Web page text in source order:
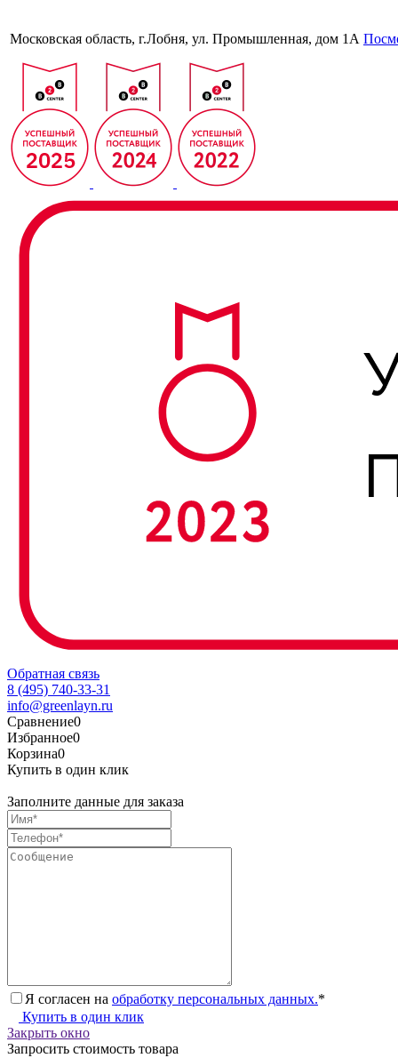
Московская область, г.Лобня, ул. Промышленная, дом 1А
Обратная связь
8 (495) 740-33-31
info@greenlayn.ru
Сравнение0
Избранное0
Корзина0
Купить в один клик
Заполните данные для заказа
Я согласен на обработку персональных данных.*
Купить в один клик
Закрыть окно
Запросить стоимость товара